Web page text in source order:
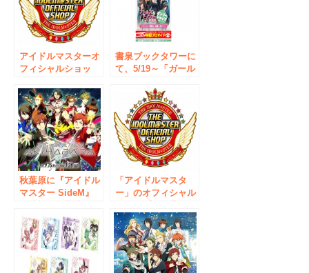
J@CK」開催！
2017年1月14日
（土）～2017年4月
23日（日）
アイドルマスターオ
フィシャルショッ
くじに新賞品が登
場！
書泉ブックタワーに
て、5/19～「ガール
場版」オンリーショ
ップを開催中！
秋葉原に『アイドル
マスター SideM』
生！ 「アイドルマ
スター SideM
315!STATION
AKIHABARA」
2017年9月15日
「アイドルマスタ
ー」のオフィシャル
オープン！